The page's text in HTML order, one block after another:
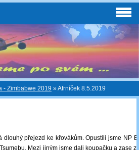
- Zimbabwe 2019 »Afrníček 8.5.2019
dlouhý přejezd ke křovákům. Opustili jsme NP
Mezi jiným jsme dali koupačku a zase